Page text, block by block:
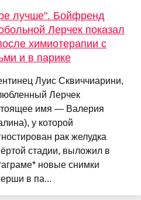
лучше". Бойфренд
Лерчек показал
химиотерапии с
и в парике
Луис Сквиччиарини,
Лерчек
имя — Валерия
у которой
рак желудка
стадии, выложил в
новые снимки
в па...